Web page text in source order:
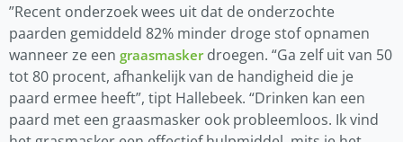
”Recent onderzoek wees uit dat de onderzochte
paarden gemiddeld 82% minder droge stof opnamen
wanneer ze een graasmaskerdroegen. “Ga zelf uit van 50
tot 80 procent, afhankelijk van de handigheid die je
paard ermee heeft”, tipt Hallebeek. “Drinken kan een
paard met een graasmasker ook probleemloos. Ik vind